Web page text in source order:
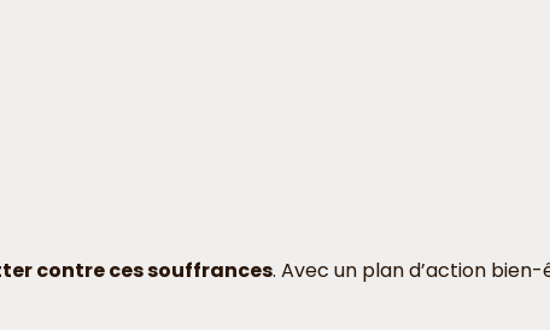
contre ces souffrances. Avec un plan d’action